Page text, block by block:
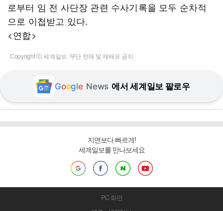
로부터 임 전 사단장 관련 수사기록을 모두 순차적
으로 이첩받고 있다.
<연합>
Copyright ⓒ 세계일보. 무단 전재 및 재배포 금지
Google News 에서 세계일보 팔로우
지면보다 빠르게!
세계일보를 만나보세요
PC 화면